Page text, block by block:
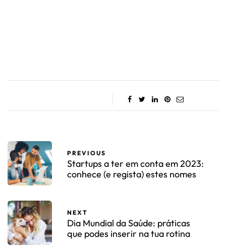
PREVIOUS
Startups a ter em conta em 2023:
conhece (e regista) estes nomes
NEXT
Dia Mundial da Saúde: práticas
que podes inserir na tua rotina